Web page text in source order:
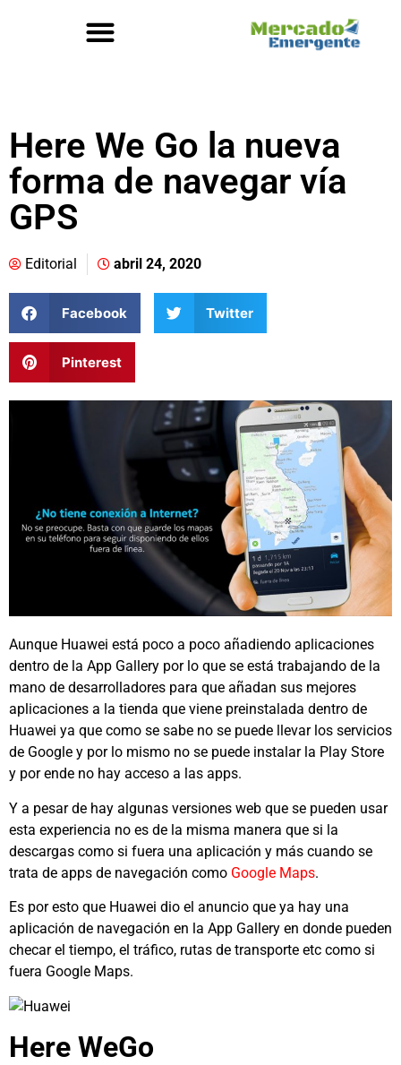
Here We Go la nueva
forma de navegar vía
GPS
Editorial abril 24, 2020
Facebook Twitter
Pinterest
Aunque Huawei está poco a poco añadiendo aplicaciones
dentro de la App Gallery por lo que se está trabajando de la
mano de desarrolladores para que añadan sus mejores
aplicaciones a la tienda que viene preinstalada dentro de
Huawei ya que como se sabe no se puede llevar los servicios
de Google y por lo mismo no se puede instalar la Play Store
y por ende no hay acceso a las apps.
Y a pesar de hay algunas versiones web que se pueden usar
esta experiencia no es de la misma manera que si la
descargas como si fuera una aplicación y más cuando se
trata de apps de navegación como Google Maps.
Es por esto que Huawei dio el anuncio que ya hay una
aplicación de navegación en la App Gallery en donde pueden
checar el tiempo, el tráfico, rutas de transporte etc como si
fuera Google Maps.
Here WeGo